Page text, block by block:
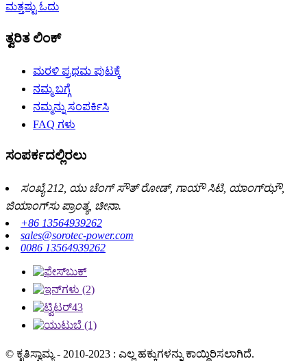
ಮತ್ತಷ್ಟು ಓದು
ತ್ವರಿತ ಲಿಂಕ್
ಮರಳಿ ಪ್ರಥಮ ಪುಟಕ್ಕೆ
ನಮ್ಮ ಬಗ್ಗೆ
ನಮ್ಮನ್ನು ಸಂಪರ್ಕಿಸಿ
FAQ ಗಳು
ಸಂಪರ್ಕದಲ್ಲಿರಲು
ಸಂಖ್ಯೆ 212, ಯು ಚೆಂಗ್ ಸೌತ್ ರೋಡ್, ಗಾಯೌ ಸಿಟಿ, ಯಾಂಗ್‌ಝೌ,
ಜಿಯಾಂಗ್‌ಸು ಪ್ರಾಂತ್ಯ, ಚೀನಾ.
+86 13564939262
sales@sorotec-power.com
0086 13564939262
© ಕೃತಿಸ್ವಾಮ್ಯ - 2010-2023 : ಎಲ್ಲ ಹಕ್ಕುಗಳನ್ನು ಕಾಯ್ದಿರಿಸಲಾಗಿದೆ.